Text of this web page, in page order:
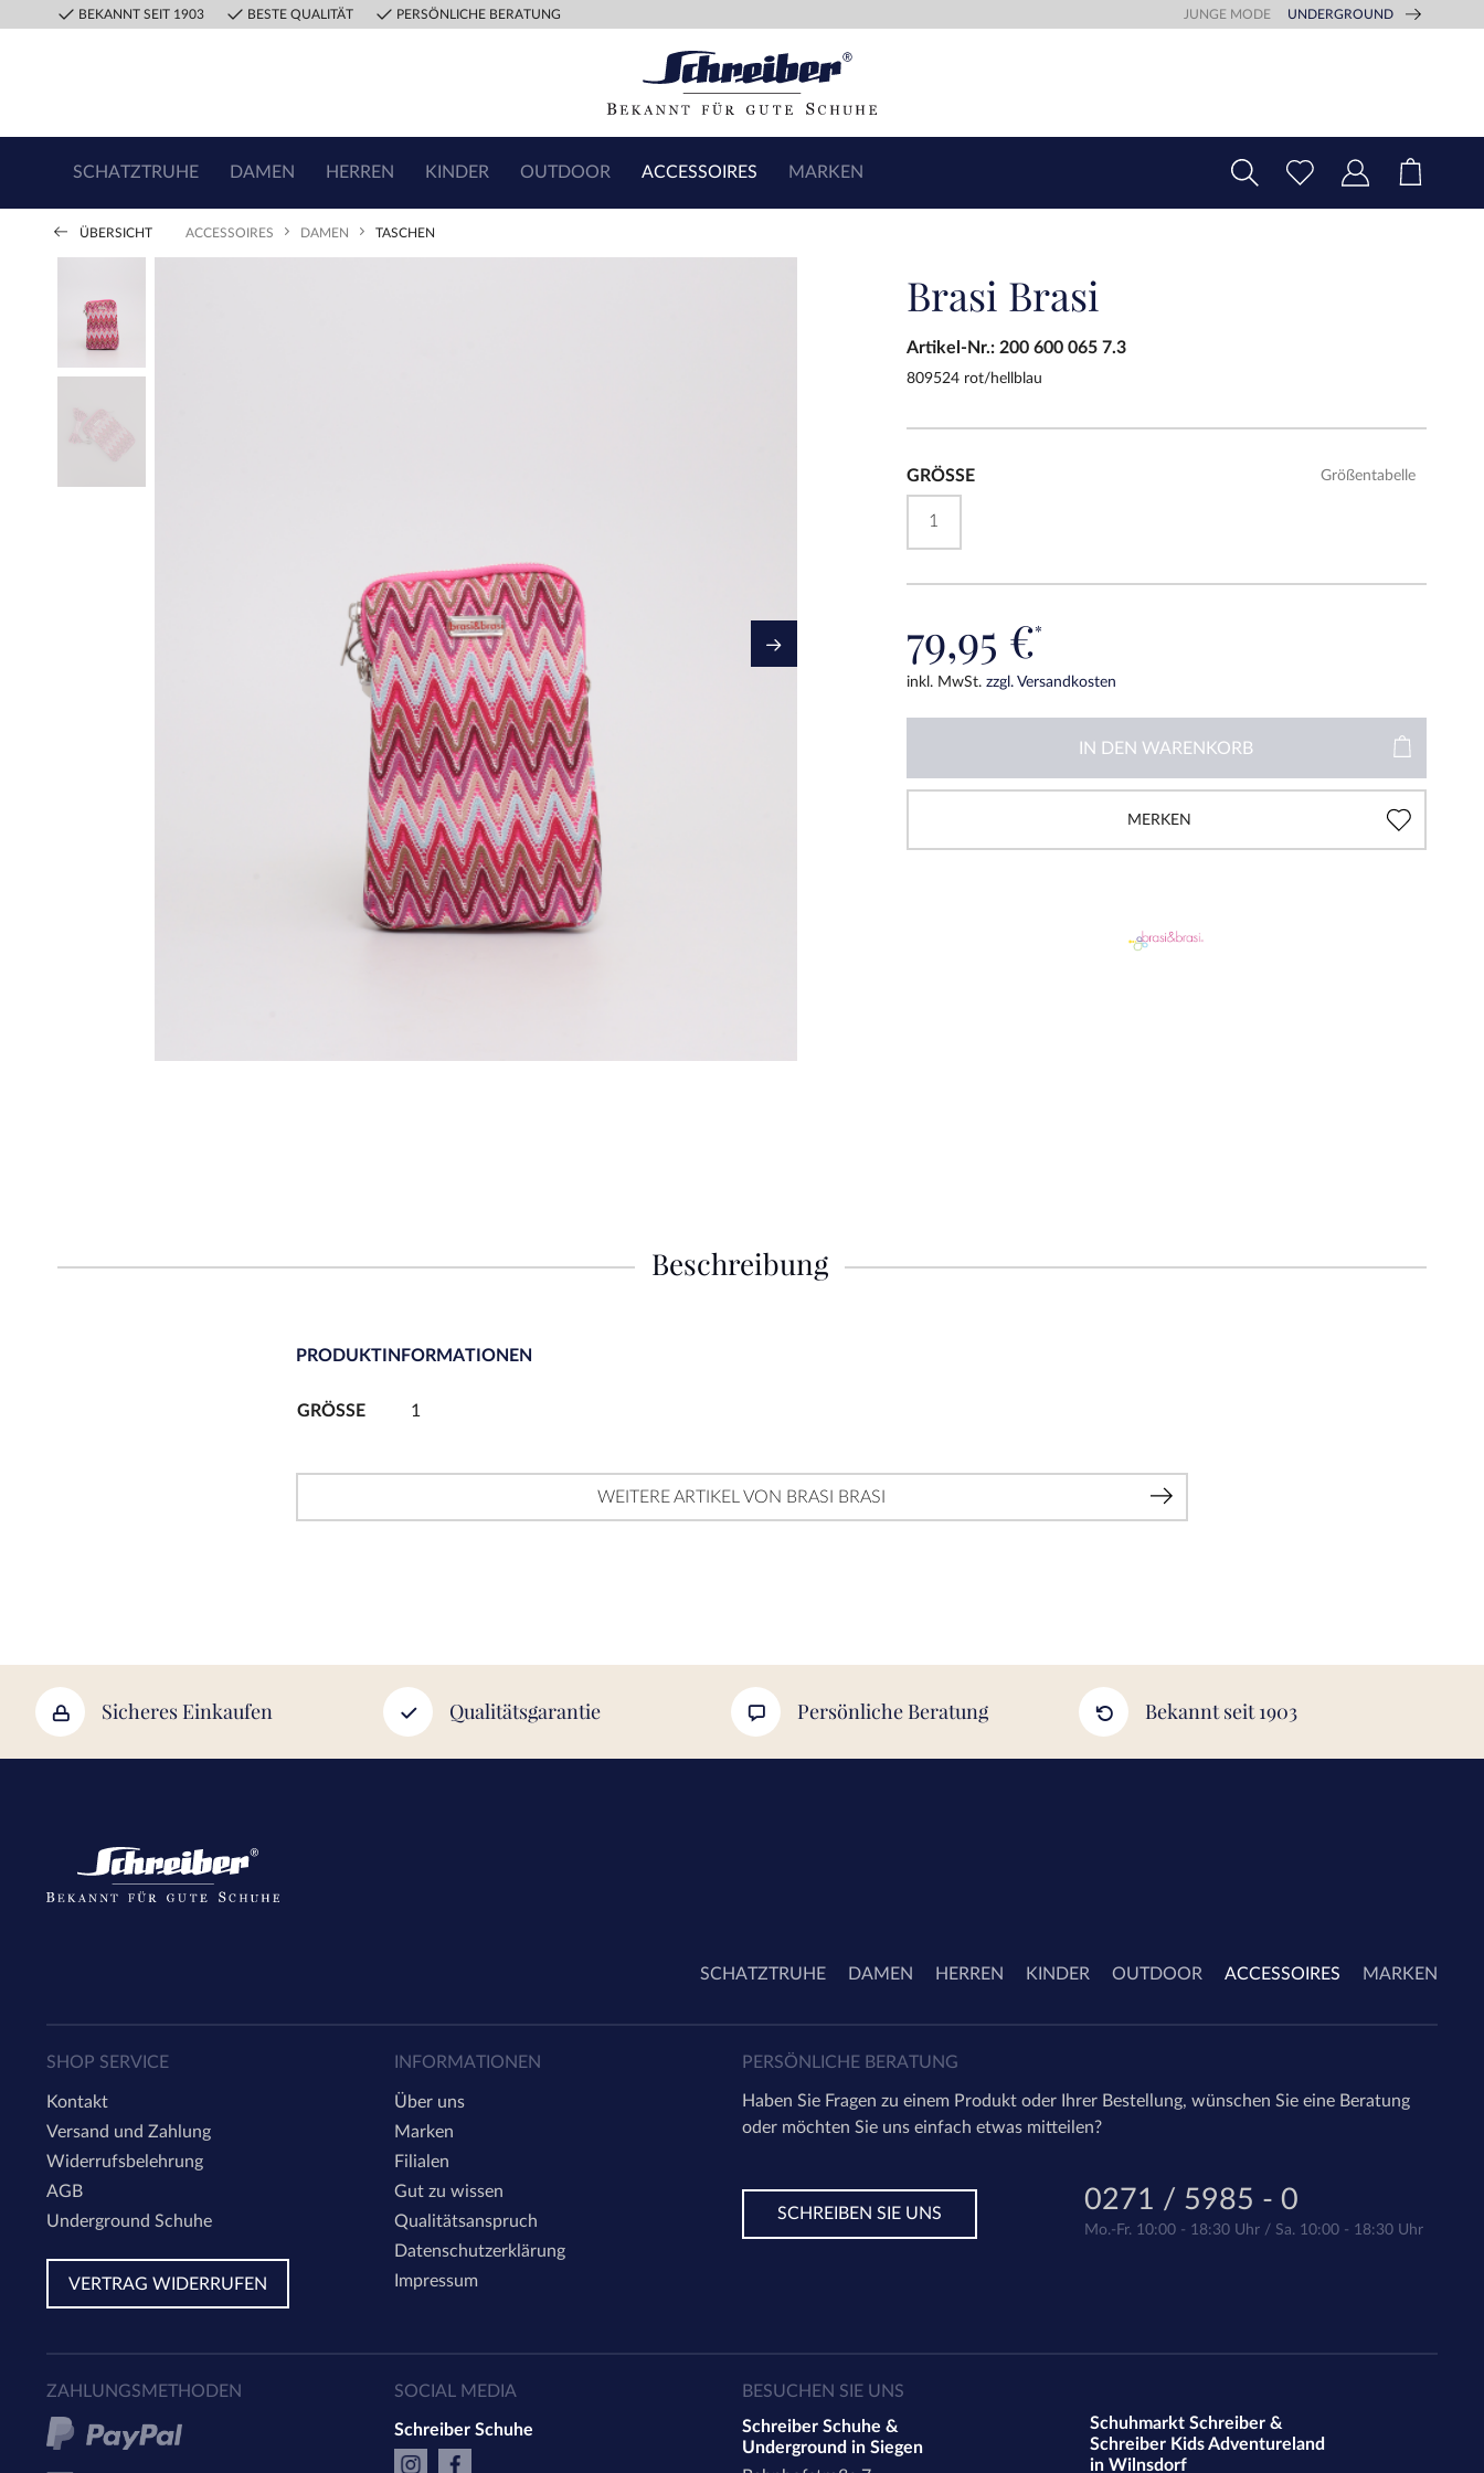
BEKANNT SEIT 1903 BESTE QUALITÄT PERSÖNLICHE BERATUNG JUNGE MODE UNDERGROUND
SCHATZTRUHE DAMEN HERREN KINDER OUTDOOR ACCESSOIRES MARKEN
ÜBERSICHT ACCESSOIRES DAMEN TASCHEN
Brasi Brasi
Artikel-Nr.: 200 600 065 7.3
809524 rot/hellblau
Größentabelle
GRÖSSE
1
79,95 €*
inkl. MwSt. zzgl. Versandkosten
IN DEN WARENKORB
MERKEN
Beschreibung
PRODUKTINFORMATIONEN
GRÖSSE 1
WEITERE ARTIKEL VON BRASI BRASI
Sicheres Einkaufen Qualitätsgarantie Persönliche Beratung Bekannt seit 1903
SCHATZTRUHE DAMEN HERREN KINDER OUTDOOR ACCESSOIRES MARKEN
SHOP SERVICE
Kontakt
Versand und Zahlung
Widerrufsbelehrung
AGB
Underground Schuhe
VERTRAG WIDERRUFEN
INFORMATIONEN
Über uns
Marken
Filialen
Gut zu wissen
Qualitätsanspruch
Datenschutzerklärung
Impressum
PERSÖNLICHE BERATUNG
Haben Sie Fragen zu einem Produkt oder Ihrer Bestellung, wünschen Sie eine Beratung
oder möchten Sie uns einfach etwas mitteilen?
SCHREIBEN SIE UNS 0271 / 5985 - 0
Mo.-Fr. 10:00 - 18:30 Uhr / Sa. 10:00 - 18:30 Uhr
ZAHLUNGSMETHODEN SOCIAL MEDIA
Schreiber Schuhe
BESUCHEN SIE UNS
Schreiber Schuhe &
Underground in Siegen
Schuhmarkt Schreiber &
Schreiber Kids Adventureland
in Wilnsdorf